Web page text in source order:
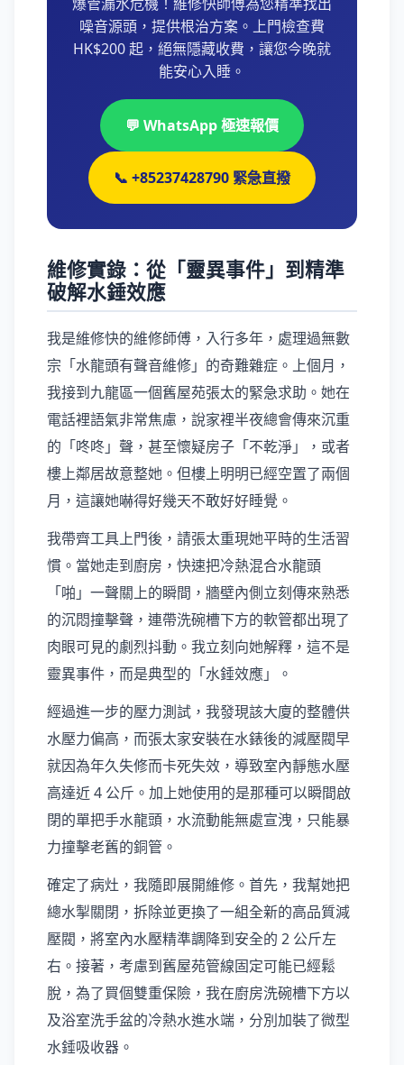
噪音源頭，提供根治方案。上門檢查費
HK$200 起，絕無隱藏收費，讓您今晚就
能安心入睡。
💬 WhatsApp 極速報價
📞 +85237428790 緊急直撥
維修實錄：從「靈異事件」到精準
破解水錘效應
我是維修快的維修師傅，入行多年，處理過無數
宗「水龍頭有聲音維修」的奇難雜症。上個月，
我接到九龍區一個舊屋苑張太的緊急求助。她在
電話裡語氣非常焦慮，說家裡半夜總會傳來沉重
的「咚咚」聲，甚至懷疑房子「不乾淨」，或者
樓上鄰居故意整她。但樓上明明已經空置了兩個
月，這讓她嚇得好幾天不敢好好睡覺。
我帶齊工具上門後，請張太重現她平時的生活習
慣。當她走到廚房，快速把冷熱混合水龍頭
「啪」一聲關上的瞬間，牆壁內側立刻傳來熟悉
的沉悶撞擊聲，連帶洗碗槽下方的軟管都出現了
肉眼可見的劇烈抖動。我立刻向她解釋，這不是
靈異事件，而是典型的「水錘效應」。
經過進一步的壓力測試，我發現該大廈的整體供
水壓力偏高，而張太家安裝在水錶後的減壓閥早
就因為年久失修而卡死失效，導致室內靜態水壓
高達近 4 公斤。加上她使用的是那種可以瞬間啟
閉的單把手水龍頭，水流動能無處宣洩，只能暴
力撞擊老舊的銅管。
確定了病灶，我隨即展開維修。首先，我幫她把
總水掣關閉，拆除並更換了一組全新的高品質減
壓閥，將室內水壓精準調降到安全的 2 公斤左
右。接著，考慮到舊屋苑管線固定可能已經鬆
脫，為了買個雙重保險，我在廚房洗碗槽下方以
及浴室洗手盆的冷熱水進水端，分別加裝了微型
水錘吸收器。